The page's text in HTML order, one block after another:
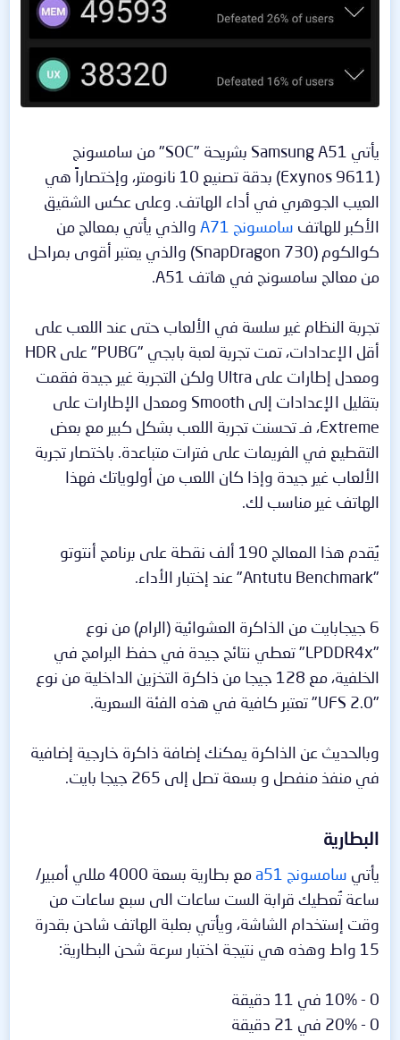
يأتي Samsung A51 بشريحة "SOC" من سامسونج
(Exynos 9611) بدقة تصنيع 10 نانومتر، وإختصاراً هي
العيب الجوهري في أداء الهاتف. وعلى عكس الشقيق
الأكبر للهاتف سامسونج A71
والذي يأتي بمعالج من
كوالكوم (SnapDragon 730) والذي يعتبر أقوى بمراحل
من معالج سامسونج في هاتف A51.
تجربة النظام غير سلسة في الألعاب حتى عند اللعب على
أقل الإعدادات، تمت تجربة لعبة بابجي "PUBG" على HDR
ومعدل إطارات على Ultra ولكن التجربة غير جيدة فقمت
بتقليل الإعدادات إلى Smooth ومعدل الإطارات على
Extreme، فـ تحسنت تجربة اللعب بشكل كبير مع بعض
التقطيع في الفريمات على فترات متباعدة. باختصار تجربة
الألعاب غير جيدة وإذا كان اللعب من أولوياتك فهذا
الهاتف غير مناسب لك.
يُقدم هذا المعالج 190 ألف نقطة على برنامج أنتوتو
"Antutu Benchmark" عند إختبار الأداء.
6 جيجابايت من الذاكرة العشوائية (الرام) من نوع
"LPDDR4x" تعطي نتائج جيدة في حفظ البرامج في
الخلفية، مع 128 جيجا من ذاكرة التخزين الداخلية من نوع
"UFS 2.0" تعتبر كافية في هذه الفئة السعرية.
وبالحديث عن الذاكرة يمكنك إضافة ذاكرة خارجية إضافية
في منفذ منفصل و بسعة تصل إلى 265 جيجا بايت.
البطارية​
يأتي سامسونج a51
مع بطارية بسعة 4000 مللي أمبير/
ساعة تُعطيك قرابة الست ساعات الى سبع ساعات من
وقت إستخدام الشاشة، ويأتي بعلبة الهاتف شاحن بقدرة
15 واط وهذه هي نتيجة اختبار سرعة شحن البطارية:
0 - 10% في 11 دقيقة
0 - 20% في 21 دقيقة